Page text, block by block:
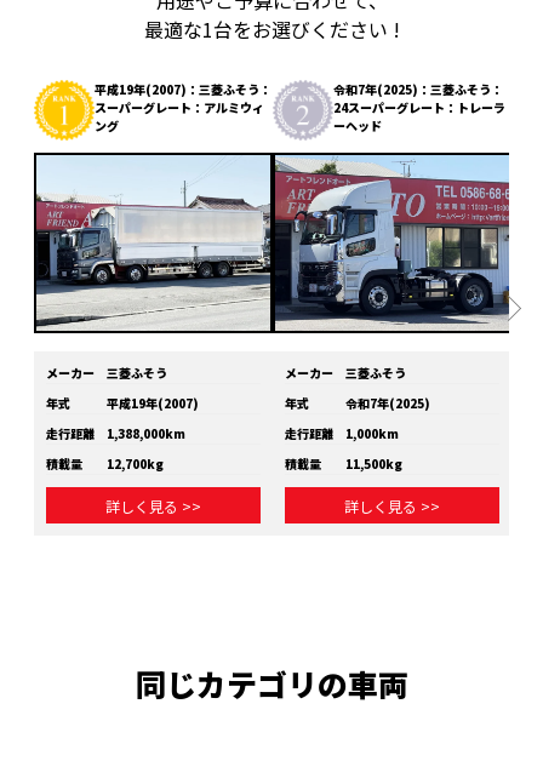
最適な1台をお選びください !
平成19年(2007)：三菱ふそう：
スーパーグレート：アルミウィ
ング
メーカー
三菱ふそう
年式
平成19年(2007)
走行距離
1,388,000km
積載量
12,700kg
詳しく見る >>
令和7年(2025)：三菱ふそう：
24スーパーグレート：トレーラ
ーヘッド
メーカー
三菱ふそう
年式
令和7年(2025)
走行距離
1,000km
積載量
11,500kg
詳しく見る >>
同じカテゴリの車両